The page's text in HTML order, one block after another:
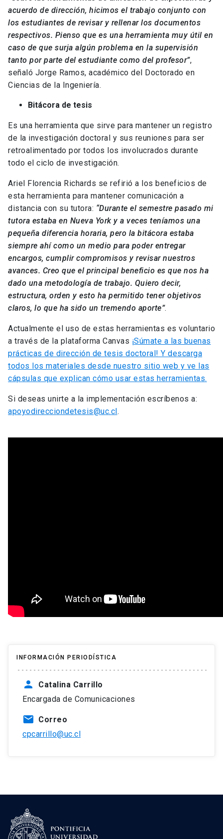
acuerdo de dirección, hicimos el trabajo conjunto con
los estudiantes de revisar y rellenar los documentos
respectivos. Pienso que es una herramienta muy útil en
caso de que surja algún problema en la supervisión
tanto por parte del estudiante como del profesor”,
señaló Jorge Ramos, académico del Doctorado en
Ciencias de la Ingeniería.
Bitácora de tesis
Es una herramienta que sirve para mantener un registro
de la investigación doctoral y sus reuniones para ser
retroalimentado por todos los involucrados durante
todo el ciclo de investigación.
Ariel Florencia Richards se refirió a los beneficios de
esta herramienta para mantener comunicación a
distancia con su tutora: “Durante el semestre pasado mi
tutora estaba en Nueva York y a veces teníamos una
pequeña diferencia horaria, pero la bitácora estaba
siempre ahí como un medio para poder entregar
encargos, cumplir compromisos y revisar nuestros
avances. Creo que el principal beneficio es que nos ha
dado una metodología de trabajo. Quiero decir,
estructura, orden y esto ha permitido tener objetivos
claros, lo que ha sido un tremendo aporte”.
Actualmente el uso de estas herramientas es voluntario
a través de la plataforma Canvas ¡Súmate a las buenas
prácticas de dirección de tesis doctoral! Y descarga
todos los materiales desde nuestro sitio web y ve las
cápsulas que explican cómo usar estas herramientas.
Si deseas unirte a la implementación escríbenos a:
apoyodirecciondetesis@uc.cl.
INFORMACIÓN PERIODÍSTICA
person
Catalina Carrillo
Encargada de Comunicaciones
mail Correo
cpcarrillo@uc.cl